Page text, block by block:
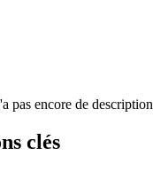
pas encore de description
clés